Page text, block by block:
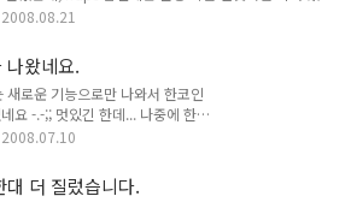
같은데도 1.99 GB 되어서 엠군 말고는 올릴때가 없
속 증가 용액과 속도 증가용액을 써가면서 했습니다.
만 구역 안에서는 콤보도 없고 -.-;;;;;;;;; 어째든 이제는
써야 겠네요 ㅎ
2008.08.21
나왔네요.
로운 기능으로만 나와서 한코인
요 -.-;; 멋있긴 한데... 나중에 한번
니다. ㅎ
2008.07.10
더 질렀습니다.